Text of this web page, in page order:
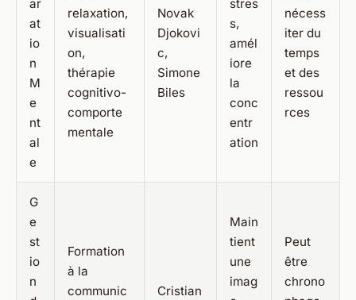
ar
at
io
n
M
e
nt
al
e
relaxation,
visualisati
on,
thérapie
cognitivo-
comporte
mentale
Novak
Djokovi
c,
Simone
Biles
stres
s,
amél
iore
la
conc
entr
ation
nécess
iter du
temps
et des
ressou
rces
G
e
st
io
n
Formation
à la
communic
Cristian
Main
tient
une
imag
Peut
être
chrono